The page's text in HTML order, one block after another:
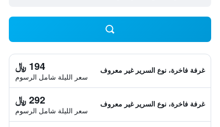
غرفة فاخرة، نوع السرير غير معروف 194 ﷼
سعر الليلة شامل الرسوم
غرفة فاخرة، نوع السرير غير معروف 292 ﷼
سعر الليلة شامل الرسوم